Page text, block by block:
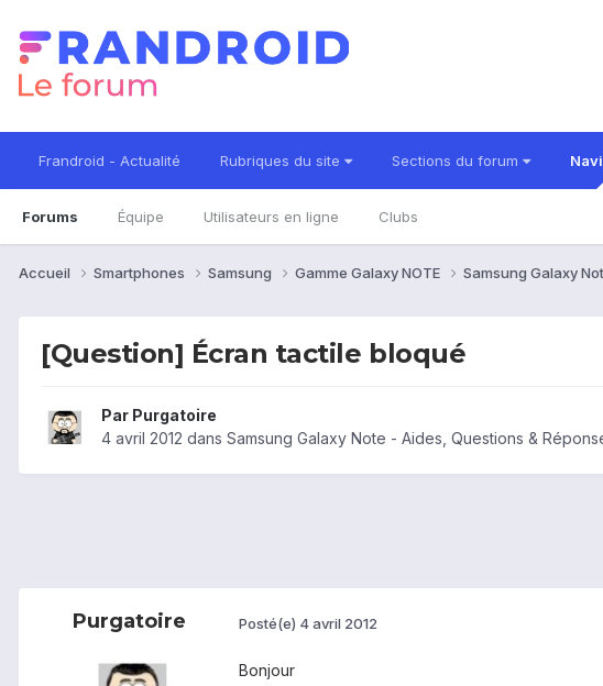
Frandroid - Actualité Rubriques du site Sections du forum
Forums Équipe Utilisateurs en ligne Clubs
Accueil Smartphones Samsung Gamme Galaxy NOTE Samsung Galaxy
[Question] Écran tactile bloqué
Par Purgatoire
4 avril 2012 dans Samsung Galaxy Note - Aides, Questions &
Purgatoire Posté(e) 4 avril 2012
Bonjour